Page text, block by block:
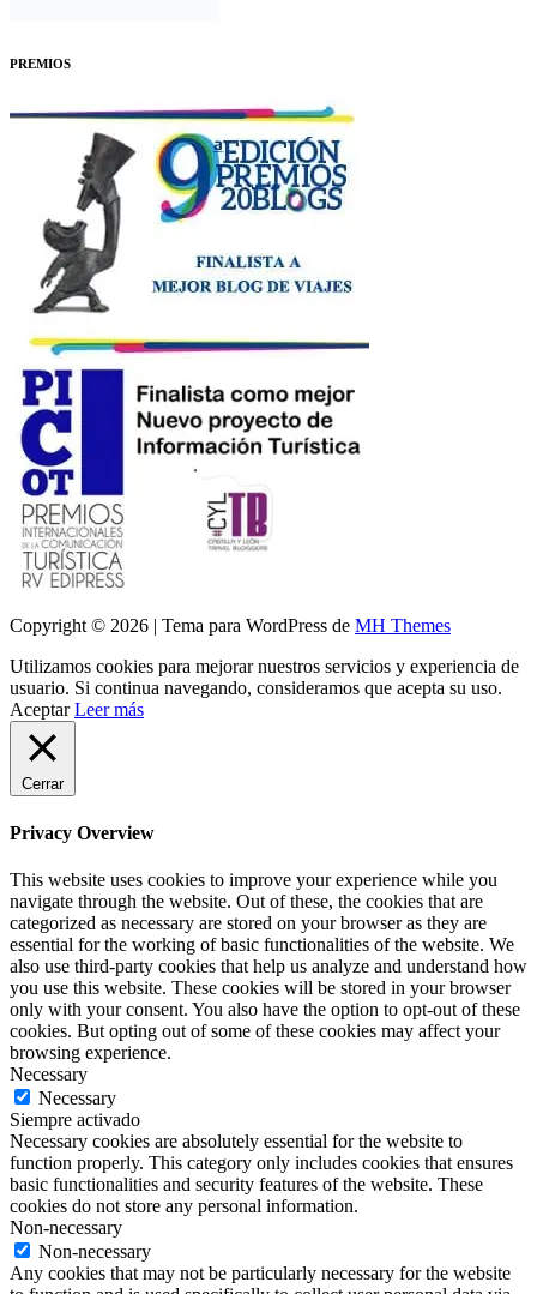
PREMIOS
Copyright © 2026 | Tema para WordPress de MH Themes
Utilizamos cookies para mejorar nuestros servicios y experiencia de
usuario. Si continua navegando, consideramos que acepta su uso.
Aceptar Leer más
Cerrar
Privacy Overview
This website uses cookies to improve your experience while you
navigate through the website. Out of these, the cookies that are
categorized as necessary are stored on your browser as they are
essential for the working of basic functionalities of the website. We
also use third-party cookies that help us analyze and understand how
you use this website. These cookies will be stored in your browser
only with your consent. You also have the option to opt-out of these
cookies. But opting out of some of these cookies may affect your
browsing experience.
Necessary
Necessary
Siempre activado
Necessary cookies are absolutely essential for the website to
function properly. This category only includes cookies that ensures
basic functionalities and security features of the website. These
cookies do not store any personal information.
Non-necessary
Non-necessary
Any cookies that may not be particularly necessary for the website